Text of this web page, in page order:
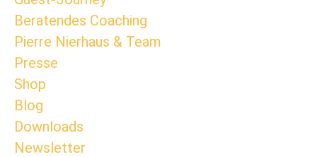
Beratendes Coaching
Pierre Nierhaus & Team
Presse
Shop
Blog
Downloads
Newsletter